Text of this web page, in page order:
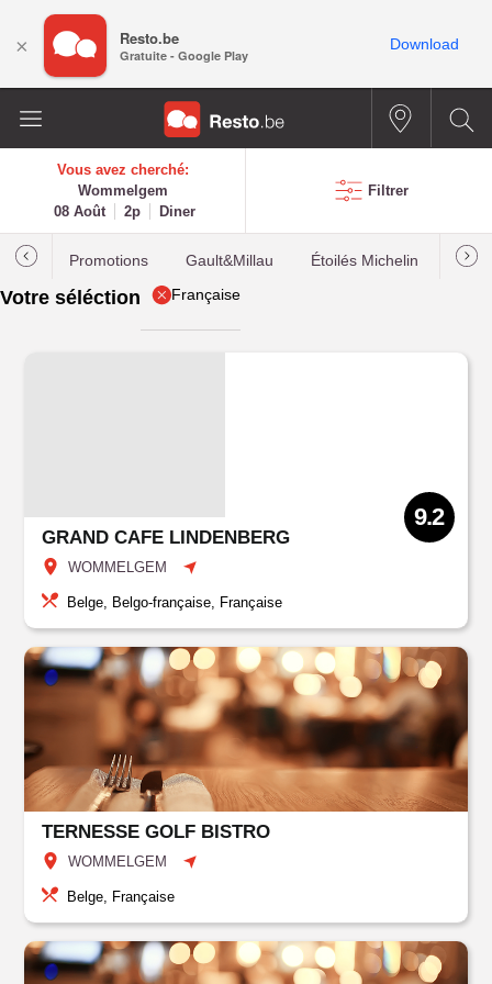
Vous avez cherché:
Wommelgem
08 Août
2p Diner
Filtrer
Promotions Gault&Millau Étoilés Michelin Les
Votre séléction Française
GRAND CAFE LINDENBERG
WOMMELGEM
9.2
Belge, Belgo-française, Française
TERNESSE GOLF BISTRO
WOMMELGEM
Belge, Française
× Resto.be
Gratuite - Google Play
Download